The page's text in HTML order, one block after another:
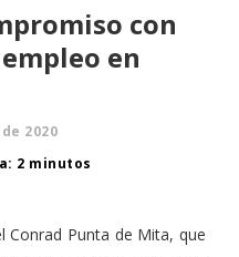
con
en
2020
2 minutos
Punta de Mita, que